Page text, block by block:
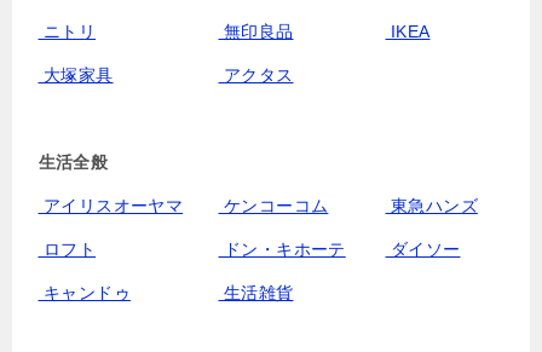
ニトリ 無印良品 IKEA
大塚家具 アクタス
生活全般
アイリスオーヤマ ケンコーコム 東急ハンズ
ロフト ドン・キホーテ ダイソー
キャンドゥ 生活雑貨